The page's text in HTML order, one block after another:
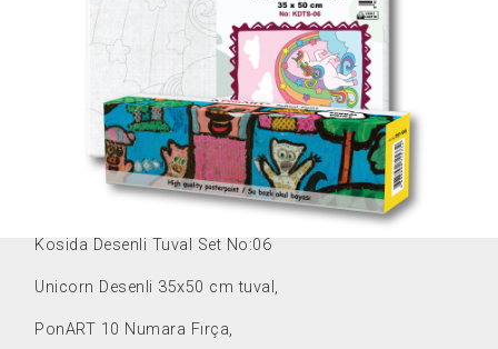
KDTS-06
Kosida Desenli Tuval Set No:06
Unicorn Desenli 35x50 cm tuval,
PonART 10 Numara Fırça,